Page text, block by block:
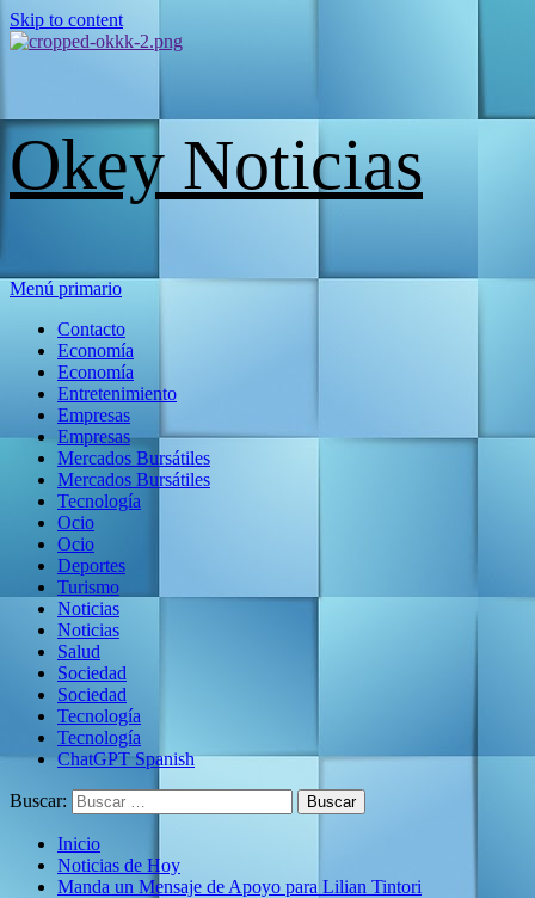
Skip to content
Okey Noticias
Menú primario
Contacto
Economía
Economía
Entretenimiento
Empresas
Empresas
Mercados Bursátiles
Mercados Bursátiles
Tecnología
Ocio
Ocio
Deportes
Turismo
Noticias
Noticias
Salud
Sociedad
Sociedad
Tecnología
Tecnología
ChatGPT Spanish
Buscar:
Inicio
Noticias de Hoy
Manda un Mensaje de Apoyo para Lilian Tintori